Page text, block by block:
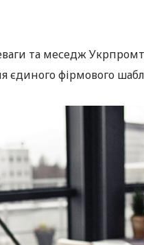
та меседж
фірмового